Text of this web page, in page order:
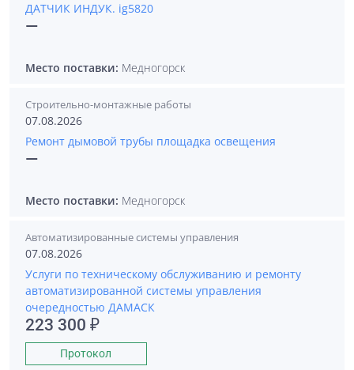
ДАТЧИК ИНДУК. ig5820
—
Место поставки: Медногорск
Строительно-монтажные работы
07.08.2026
Ремонт дымовой трубы площадка освещения
—
Место поставки: Медногорск
Автоматизированные системы управления
07.08.2026
Услуги по техническому обслуживанию и ремонту
автоматизированной системы управления
очередностью ДАМАСК
223 300 ₽
Протокол